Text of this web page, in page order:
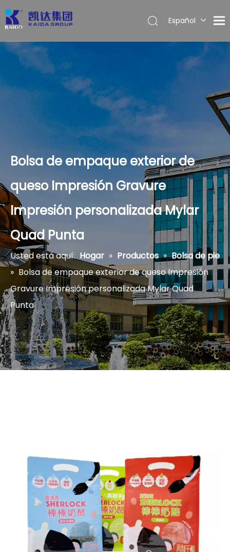
Español
Bolsa de empaque exterior de
queso Impresión Gravure
Impresión personalizada Mylar
Quad Punta
Usted está aquí: Hogar » Productos » Bolsa de pie
» Bolsa de empaque exterior de queso Impresión
Gravure Impresión personalizada Mylar Quad
Punta